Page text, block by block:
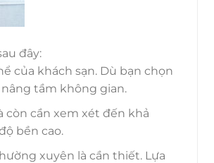
đây:
của khách sạn. Dù bạn chọn
tầm không gian.
cần xem xét đến khả
bền cao.
xuyên là cần thiết. Lựa